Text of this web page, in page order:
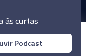
às curtas
Podcast